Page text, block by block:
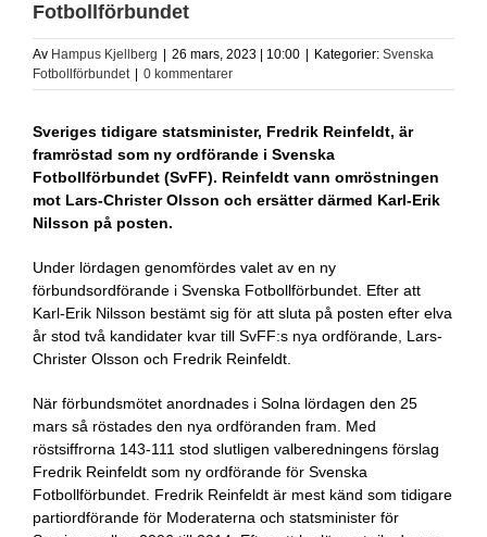
Fotbollförbundet
Av Hampus Kjellberg 26 mars, 2023 | 10:00 Kategorier: Svenska
Fotbollförbundet
0 kommentarer
Sveriges tidigare statsminister, Fredrik Reinfeldt, är
framröstad som ny ordförande i Svenska
Fotbollförbundet (SvFF). Reinfeldt vann omröstningen
mot Lars-Christer Olsson och ersätter därmed Karl-Erik
Nilsson på posten.
Under lördagen genomfördes valet av en ny
förbundsordförande i Svenska Fotbollförbundet. Efter att
Karl-Erik Nilsson bestämt sig för att sluta på posten efter elva
år stod två kandidater kvar till SvFF:s nya ordförande, Lars-
Christer Olsson och Fredrik Reinfeldt.
När förbundsmötet anordnades i Solna lördagen den 25
mars så röstades den nya ordföranden fram. Med
röstsiffrorna 143-111 stod slutligen valberedningens förslag
Fredrik Reinfeldt som ny ordförande för Svenska
Fotbollförbundet. Fredrik Reinfeldt är mest känd som tidigare
partiordförande för Moderaterna och statsminister för